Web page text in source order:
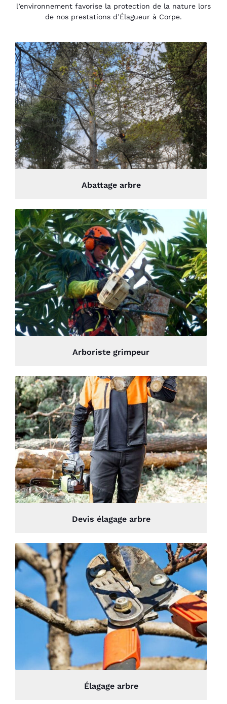
l’environnement favorise la protection de la nature lors
de nos prestations d’Élagueur à Corpe.
Abattage arbre
Arboriste grimpeur
Devis élagage arbre
Élagage arbre